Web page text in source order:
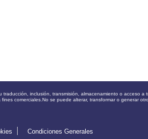
inclusión, transmisión, almacenamiento o acceso a
comerciales.No se puede alterar, transformar o generar
Condiciones Generales